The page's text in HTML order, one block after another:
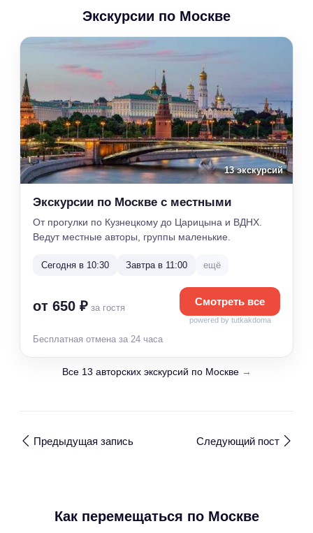
Экскурсии по Москве
13 экскурсий
Экскурсии по Москве с местными
От прогулки по Кузнецкому до Царицына и ВДНХ.
Ведут местные авторы, группы маленькие.
Сегодня в 10:30 Завтра в 11:00 ещё
от 650 ₽ за гостя
Смотреть все
powered by tutkakdoma
Бесплатная отмена за 24 часа
Все 13 авторских экскурсий по Москве →
Предыдущая запись Следующий пост
Как перемещаться по Москве